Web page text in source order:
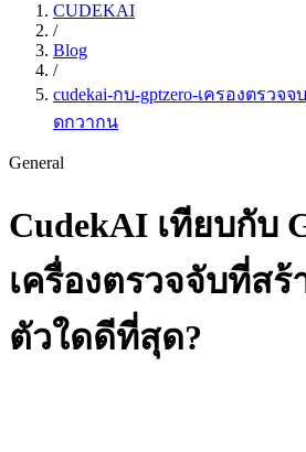
CUDEKAI
/
Blog
/
cudekai-กบ-gptzero-เครองตรวจ
ดกวากน
General
CudekAI เทียบกับ
เครื่องตรวจจับที่สร้
ตัวใดดีที่สุด?